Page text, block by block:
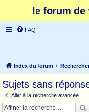
le forum
FAQ
Index du forum Rechercher
Sujets sans
Aller à la recherche avancée